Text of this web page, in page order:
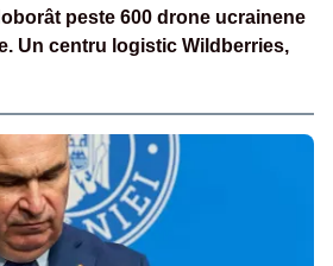
peste 600 drone ucrainene
Un centru logistic Wildberries,